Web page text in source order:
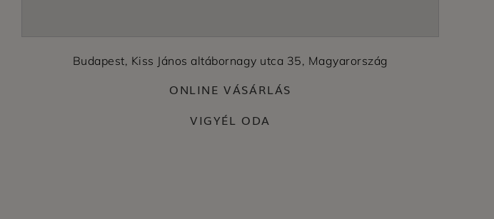
Budapest, Kiss János altábornagy utca 35, Magyarország
ONLINE VÁSÁRLÁS
VIGYÉL ODA